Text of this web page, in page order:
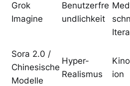
Grok
Imagine
Benutzerfre
undlichkeit
Sora 2.0 /
Chinesische
Modelle
Hyper-
Realismus
ion